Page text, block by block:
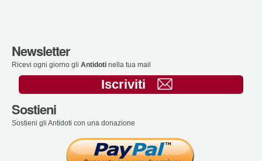
Newsletter
Ricevi ogni giorno gli Antidoti nella tua mail
Iscriviti
Sostieni
Sostieni gli Antidoti con una donazione